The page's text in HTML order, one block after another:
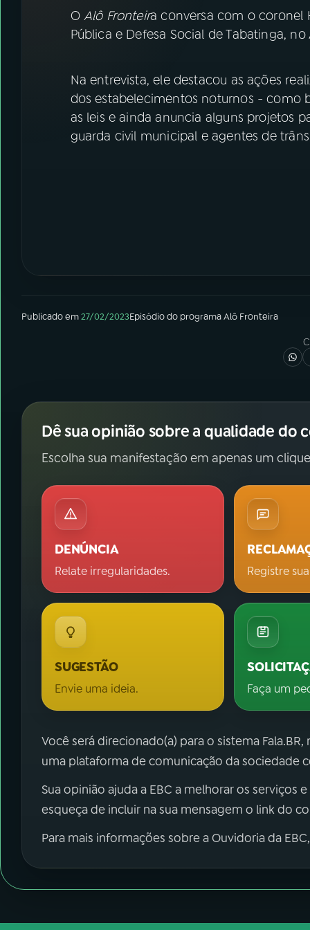
ACOMPANHE A RÁDIO NACIONAL
YouTube Facebook
O Alô Fronteira conversa com o coronel
Pública e Defesa Social de Tabatinga, no
Na entrevista, ele destacou as ações
dos estabelecimentos noturnos - como
as leis e ainda anuncia alguns projetos
guarda civil municipal e agentes de
Publicado em27/02/2023Episódiodo programaAlô Fronteira
Dê sua opinião sobre a qualidade do
Escolha sua manifestação em apenas um
DENÚNCIA
Relate irregularidades. Registre
SUGESTÃO
Envie uma ideia. Faça um
Você será direcionado(a) para o sistema
uma plataforma de comunicação da sociedade
Sua opinião ajuda a EBC a melhorar os
esqueça de incluir na sua mensagem o link do
Para mais informações sobre a Ouvidoria da